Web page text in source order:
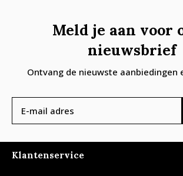
Meld je aan voor
nieuwsbrief
Ontvang de nieuwste aanbiedingen
Klantenservice